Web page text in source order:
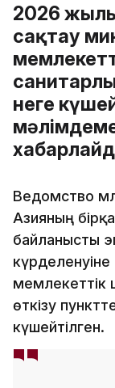
2026
сақтау
неге
Ведомство
Азияның
байланысты
мемлекеттік
өткізу
күшейтілген.